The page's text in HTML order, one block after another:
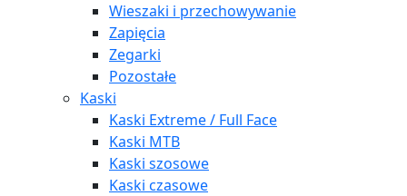
Wieszaki i przechowywanie
Zapięcia
Zegarki
Pozostałe
Kaski
Kaski Extreme / Full Face
Kaski MTB
Kaski szosowe
Kaski czasowe